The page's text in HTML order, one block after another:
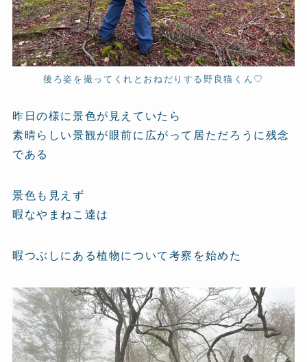
後ろ姿を撮ってくれとおねだりする野良猫くん♡
昨日の様に景色が見えていたら
素晴らしい景観が眼前に広がって居ただろうに残念
である
景色も見えず
暇なやまねこ達は
暇つぶしにある植物について考察を始めた